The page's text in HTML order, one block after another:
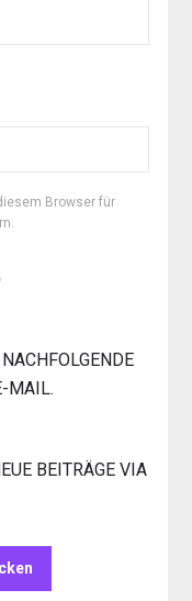
Browser für
MAIL.
BEITRÄGE VIA